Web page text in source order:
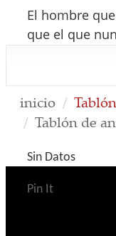
El hombre
que el que
inicio
Tablón de
Sin Datos
Pin It